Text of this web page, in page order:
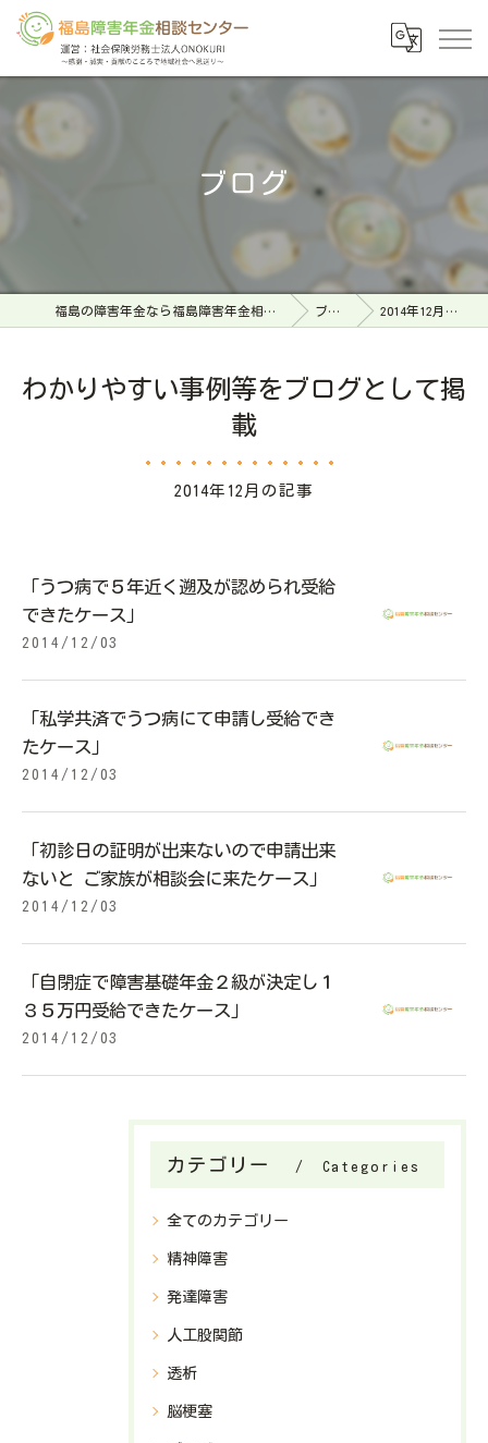
ブログ
福島の障害年金なら福島障害年金相談センター ブログ 2014年12月の記事
わかりやすい事例等をブログとして掲
載
2014年12月の記事
「うつ病で５年近く遡及が認められ受給
できたケース」
2014/12/03
「私学共済でうつ病にて申請し受給でき
たケース」
2014/12/03
「初診日の証明が出来ないので申請出来
ないと ご家族が相談会に来たケース」
2014/12/03
「自閉症で障害基礎年金２級が決定し１
３５万円受給できたケース」
2014/12/03
カテゴリー Categories
全てのカテゴリー
精神障害
発達障害
人工股関節
透析
脳梗塞